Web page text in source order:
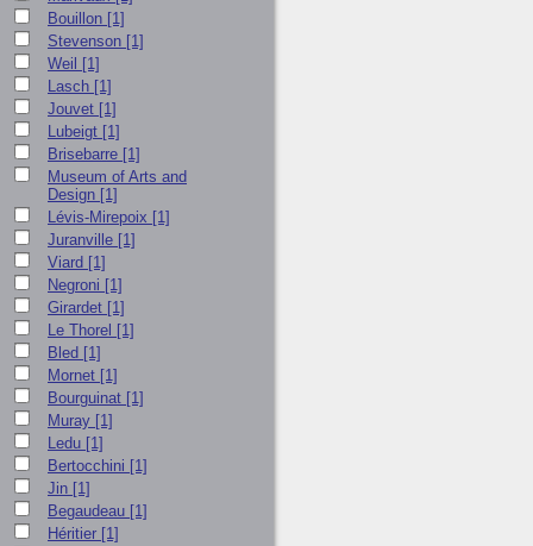
Bouillon [1]
Stevenson [1]
Weil
[1]
Lasch [1]
Jouvet [1]
Lubeigt [1]
Brisebarre [1]
Museum of Arts and
Design [1]
Lévis-Mirepoix [1]
Juranville [1]
Viard [1]
Negroni [1]
Girardet [1]
Le Thorel [1]
Bled [1]
Mornet [1]
Bourguinat [1]
Muray [1]
Ledu [1]
Bertocchini [1]
Jin [1]
Begaudeau [1]
Héritier [1]